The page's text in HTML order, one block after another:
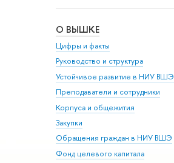
О ВЫШКЕ
Цифры и факты
Руководство и структура
Устойчивое развитие в НИУ ВШЭ
Преподаватели и сотрудники
Корпуса и общежития
Закупки
Обращения граждан в НИУ ВШЭ
Фонд целевого капитала